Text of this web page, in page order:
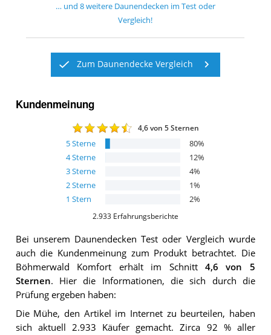
… und 8weitere Daunendecken im Test oder
Vergleich!
Zum Daunendecke Vergleich
Kundenmeinung
4,6von 5 Sternen
5Sterne 80%
4Sterne 12%
3Sterne 4%
2Sterne 1%
1 Stern 2%
2.933 Erfahrungsberichte
Bei unserem Daunendecken Test oder Vergleich wurde
auch die Kundenmeinung zum Produkt betrachtet. Die
Böhmerwald Komfort erhält im Schnitt 4,6 von 5
Sternen. Hier die Informationen, die sich durch die
Prüfung ergeben haben:
Die Mühe, den Artikel im Internet zu beurteilen, haben
sich aktuell 2.933 Käufer gemacht. Zirca 92 % aller